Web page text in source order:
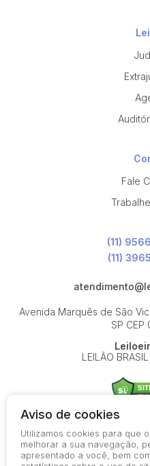
Fale
(11)
(11)
Avenida Marquês de São
SP CEP
LEILÃO
© 2026-present -
Política
Aviso de cookies
Utilizamos cookies para que
melhorar a sua navegação,
apresentado a você, bem